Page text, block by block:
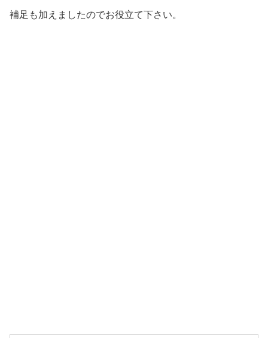
補足も加えましたのでお役立て下さい。